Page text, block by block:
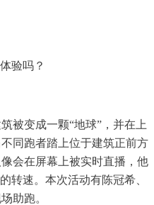
验吗？
被变成一颗“地球”，并在 上
同跑者踏上位于建筑正前方
会在屏幕上被实时直播，他
转速。本次活动有陈冠希、
助跑。